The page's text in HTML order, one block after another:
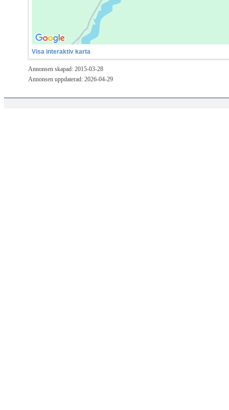
Visa interaktiv karta
Annonsen skapad: 2015-03-28
Annonsen uppdaterad: 2026-04-29